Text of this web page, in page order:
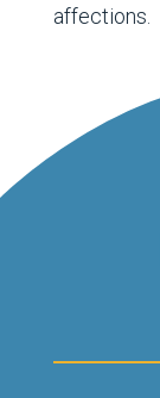
affections.